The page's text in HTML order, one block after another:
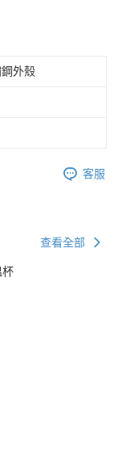
外殼
客服
查看全部
杯